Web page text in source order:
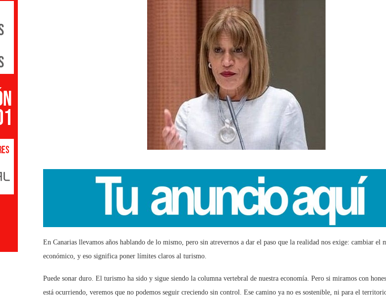
En Canarias llevamos años hablando de lo mismo, pero sin atrevernos a dar el paso que la realidad nos exige: cambiar el
económico, y eso significa poner límites claros al turismo.
Puede sonar duro. El turismo ha sido y sigue siendo la columna vertebral de nuestra economía. Pero si miramos con
está ocurriendo, veremos que no podemos seguir creciendo sin control. Ese camino ya no es sostenible, ni para el